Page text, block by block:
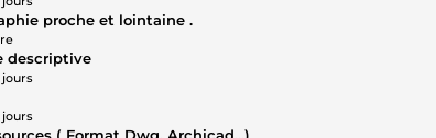
proche et lointaine .
descriptive
jours
jours